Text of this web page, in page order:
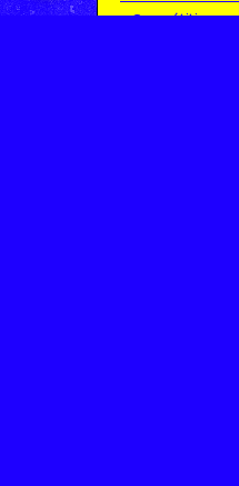
Compétitions